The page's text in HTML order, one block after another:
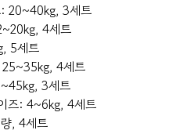
20~40kg, 3세트
4세트
5세트
4세트
3세트
즈: 4~6kg, 4세트
, 4세트